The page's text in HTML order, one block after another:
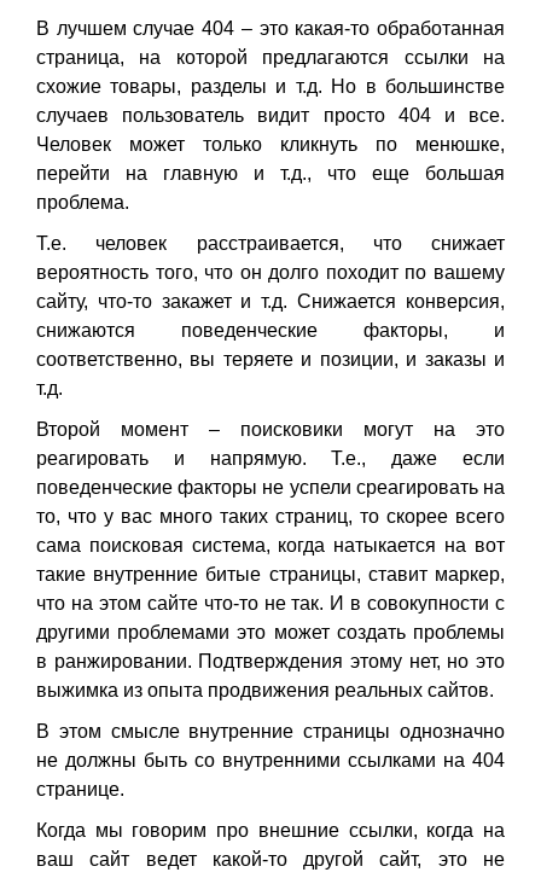
В лучшем случае 404 – это какая-то обработанная
страница, на которой предлагаются ссылки на
схожие товары, разделы и т.д. Но в большинстве
случаев пользователь видит просто 404 и все.
Человек может только кликнуть по менюшке,
перейти на главную и т.д., что еще большая
проблема.
Т.е. человек расстраивается, что снижает
вероятность того, что он долго походит по вашему
сайту, что-то закажет и т.д. Снижается конверсия,
снижаются поведенческие факторы, и
соответственно, вы теряете и позиции, и заказы и
т.д.
Второй момент – поисковики могут на это
реагировать и напрямую. Т.е., даже если
поведенческие факторы не успели среагировать на
то, что у вас много таких страниц, то скорее всего
сама поисковая система, когда натыкается на вот
такие внутренние битые страницы, ставит маркер,
что на этом сайте что-то не так. И в совокупности с
другими проблемами это может создать проблемы
в ранжировании. Подтверждения этому нет, но это
выжимка из опыта продвижения реальных сайтов.
В этом смысле внутренние страницы однозначно
не должны быть со внутренними ссылками на 404
странице.
Когда мы говорим про внешние ссылки, когда на
ваш сайт ведет какой-то другой сайт, это не